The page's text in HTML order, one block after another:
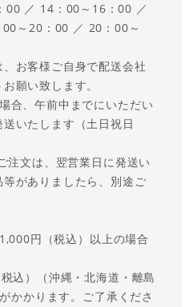
／ 14：00～16：00 ／
～20：00 ／ 20：00～
お客様ご自身で配送会社
願い致します。
合、午前中までにいただい
いたします（土日祝日
注文は、翌営業日に発送い
がありましたら、別途ご
円（税込）以上の場合
込）（沖縄・北海道・離島
かかります。ご了承くださ